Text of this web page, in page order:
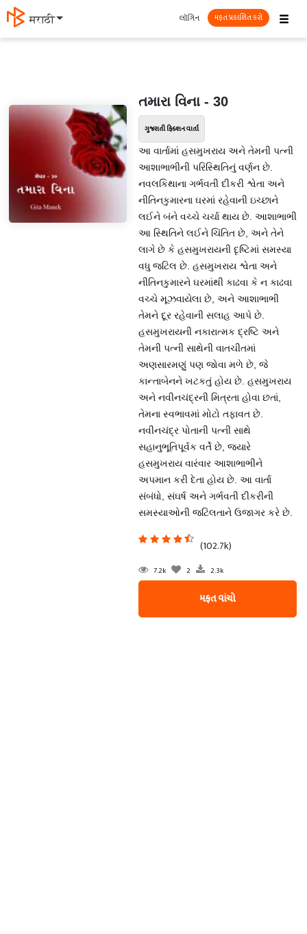
मराठी ☰
લૉગિન મફત પ્રકાશિત કરો
તમારા વિના - 30
ગુજરાતી ફિક્શન વાર્તા
આ વાર્તામાં હસમુખરાય અને તેમની પત્ની
આશાભાભીની પરિસ્થિતિનું વર્ણન છે.
નવલકિથાના ગર્ભવતી દીકરી શ્વેતા અને
નીતિનકુમારના ઘરમાં રહેવાની ઇચ્છાને
લઈને બંને વચ્ચે ચર્ચા થાય છે. આશાભાભી
આ સ્થિતિને લઈને ચિંતિત છે, અને તેને
લાગે છે કે હસમુખરાયની દૃષ્ટિમાં સમસ્યા
વધુ જટિલ છે. હસમુખરાય શ્વેતા અને
નીતિનકુમારને ઘરમાંથી કાઢવા કે ન કાઢવા
વચ્ચે મૂઝવાયેલા છે, અને આશાભાભી
તેમને દૂર રહેવાની સલાહ આપે છે.
હસમુખરાયની નકારાત્મક દ્રષ્ટિ અને
તેમની પત્ની સાથેની વાતચીતમાં
અણસારમણું પણ જોવા મળે છે, જે
કાન્તાબેનને ખટકતું હોય છે. હસમુખરાય
અને નવીનચંદ્રની મિત્રતા હોવા છતાં,
તેમના સ્વભાવમાં મોટો તફાવત છે.
નવીનચંદ્ર પોતાની પત્ની સાથે
સહાનુભૂતિપૂર્વક વર્તે છે, જયારે
હસમુખરાય વારંવાર આશાભાભીને
અપમાન કરી દેતા હોય છે. આ વાર્તા
સંબંધો, સંઘર્ષ અને ગર્ભવતી દીકરીની
સમસ્યાઓની જટિલતાને ઉજાગર કરે છે.
(102.7k)
7.2k 2 2.3k
મફત વાંચો